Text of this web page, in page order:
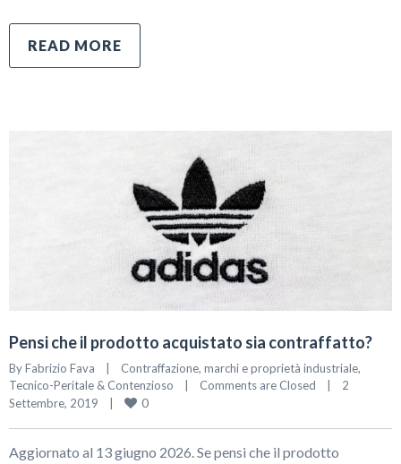
READ MORE
Pensi che il prodotto acquistato sia contraffatto?
By Fabrizio Fava Contraffazione, marchi e proprietà industriale
Tecnico-Peritale & Contenzioso
Comments are Closed
2
Settembre, 2019
0
Aggiornato al 13 giugno 2026. Se pensi che il prodotto